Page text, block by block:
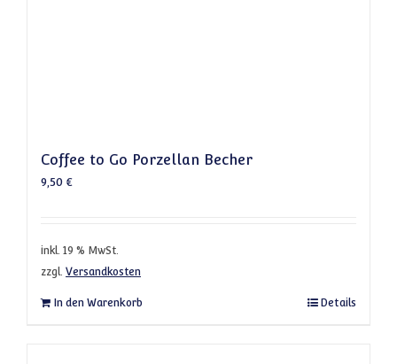
Coffee to Go Porzellan Becher
9,50 €
inkl. 19 % MwSt.
zzgl. Versandkosten
In den Warenkorb Details